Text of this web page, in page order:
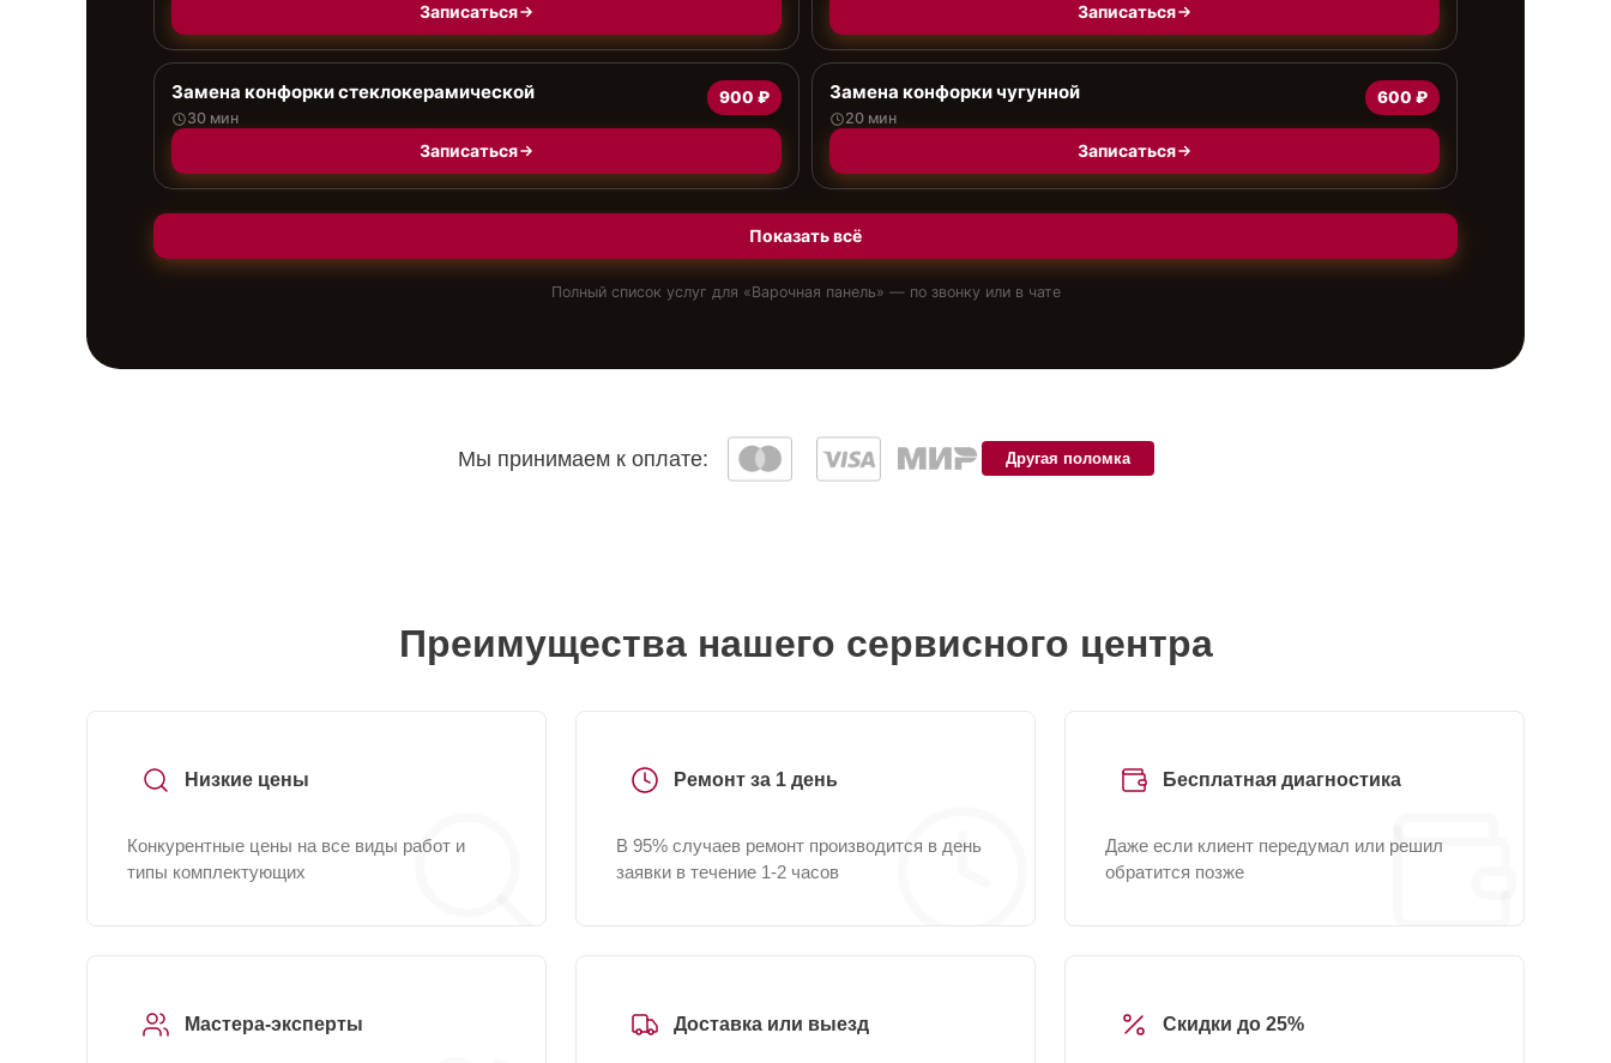
Записаться Записаться
Замена конфорки стеклокерамической
30 мин
900 ₽
Записаться
Замена конфорки чугунной
20 мин
600 ₽
Записаться
Показать всё
Полный список услуг для «Варочная панель» — по звонку или в чате
Мы принимаем к оплате: Другая поломка
Преимущества нашего сервисного центра
Низкие цены
Конкурентные цены на все виды работ и
типы комплектующих
Ремонт за 1 день
В 95% случаев ремонт производится в день
заявки в течение 1-2 часов
Бесплатная диагностика
Даже если клиент передумал или решил
обратится позже
Мастера-эксперты Доставка или выезд Скидки до 25%